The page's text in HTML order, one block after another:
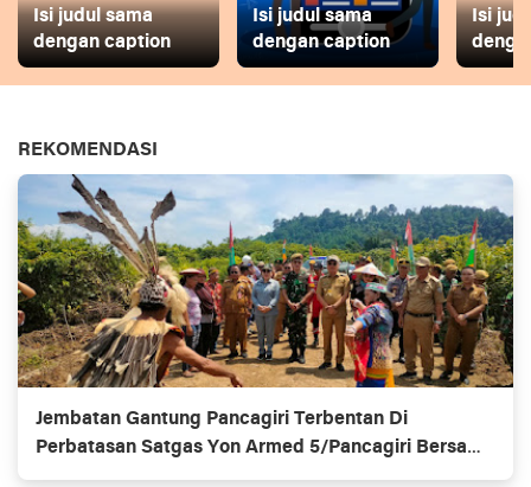
Isi judul sama
dengan caption
Isi judul sama
dengan caption
Isi
REKOMENDASI
Jembatan Gantung Pancagiri Terbentan Di
Perbatasan Satgas Yon Armed 5/Pancagiri Bersama
Vertikal Rescue Dan PT MA/BDRMS